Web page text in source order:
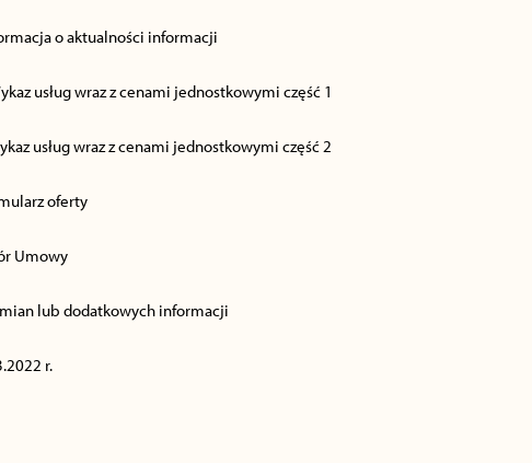
o aktualności informacji
usług wraz z cenami jednostkowymi część 1
usług wraz z cenami jednostkowymi część 2
oferty
Umowy
lub dodatkowych informacji
r.